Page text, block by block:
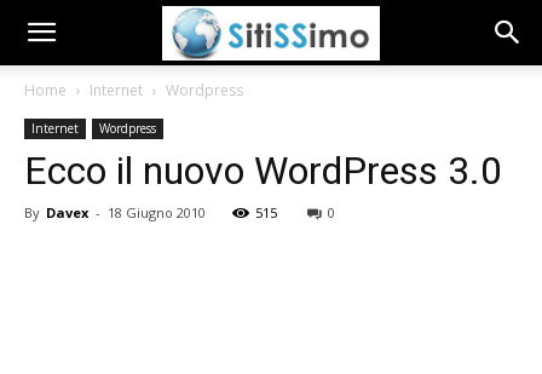
Home Internet Wordpress
Internet Wordpress
Ecco il nuovo WordPress 3.0
By Davex - 18 Giugno 2010 515 0